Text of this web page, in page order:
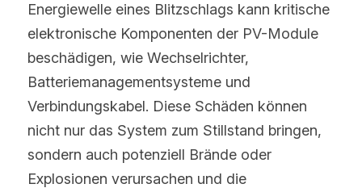
Energiewelle eines Blitzschlags kann kritische
elektronische Komponenten der PV-Module
beschädigen, wie Wechselrichter,
Batteriemanagementsysteme und
Verbindungskabel. Diese Schäden können
nicht nur das System zum Stillstand bringen,
sondern auch potenziell Brände oder
Explosionen verursachen und die